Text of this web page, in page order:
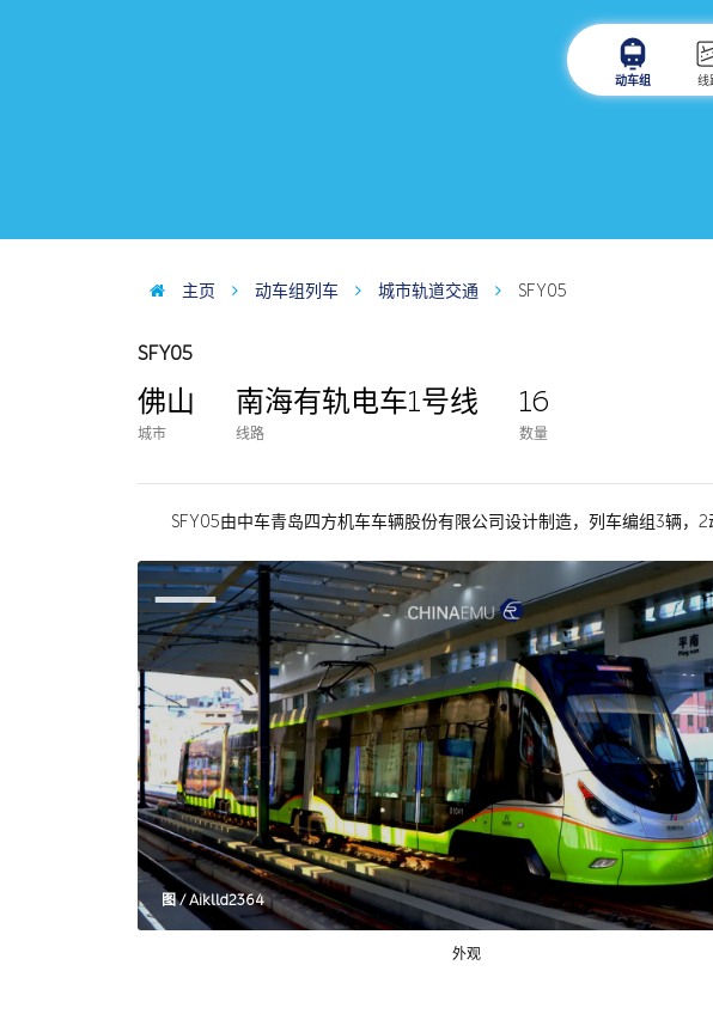
动车组 线
主页 动车组列车 城市轨道交通 SFY05
SFY05
佛山
城市
南海有轨电车1号线
线路
16
数量
SFY05由中车青岛四方机车车辆股份有限公司设计制造，列车编组3辆
图 / Aiklld2364
外观